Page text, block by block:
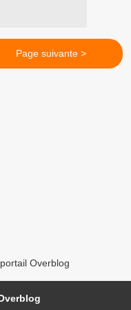
Page suivante >
Overblog